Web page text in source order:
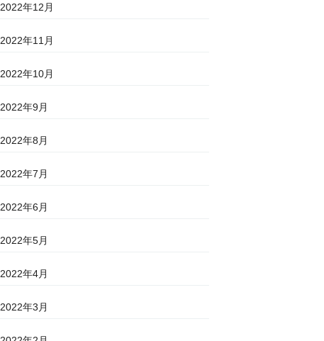
2022年12月
2022年11月
2022年10月
2022年9月
2022年8月
2022年7月
2022年6月
2022年5月
2022年4月
2022年3月